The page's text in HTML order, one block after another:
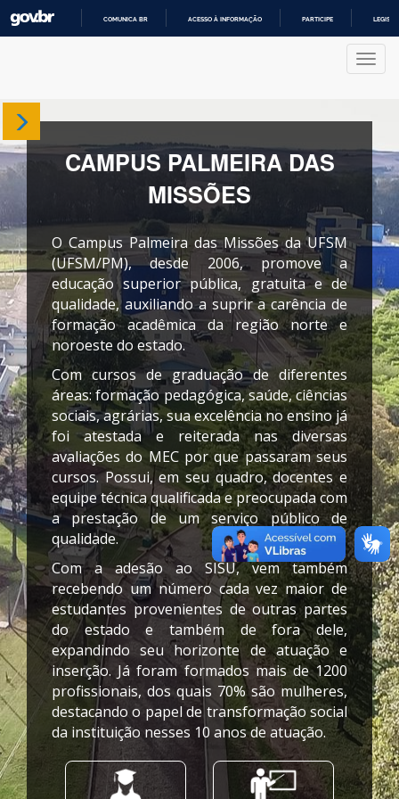
COMUNICA BR ACESSO À INFORMAÇÃO PARTICIPE
Sobre
Departamentos
Cursos
Produções
Projetos
CAMPUS PALMEIRA DAS
MISSÕES
O Campus Palmeira das Missões da UFSM
(UFSM/PM), desde 2006, promove a
educação superior pública, gratuita e de
qualidade, auxiliando a suprir a carência de
formação acadêmica da região norte e
noroeste do estado.
Com cursos de graduação de diferentes
áreas: formação pedagógica, saúde, ciências
sociais, agrárias, sua excelência no ensino já
foi atestada e reiterada nas diversas
avaliações do MEC por que passaram seus
cursos. Possui, em seu quadro, docentes e
equipe técnica qualificada e preocupada com
a prestação de um serviço público de
qualidade.
Com a adesão ao SISU, vem também
recebendo um número cada vez maior de
estudantes provenientes de outras partes
do estado e também de fora dele,
expandindo seu horizonte de atuação e
inserção. Já foram formados mais de 1200
profissionais, dos quais 70% são mulheres,
destacando o papel de transformação social
da instituição nesses 10 anos de atuação.